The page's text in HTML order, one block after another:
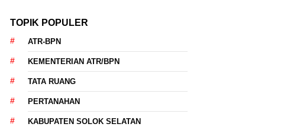
TOPIK POPULER
ATR-BPN
KEMENTERIAN ATR/BPN
TATA RUANG
PERTANAHAN
KABUPATEN SOLOK SELATAN